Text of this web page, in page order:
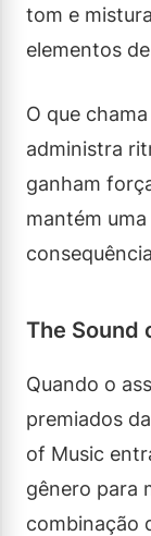
tom e
elementos
O que
administra
ganham
mantém
The Sound
Quando o
premiados
of Music
gênero para
combinação